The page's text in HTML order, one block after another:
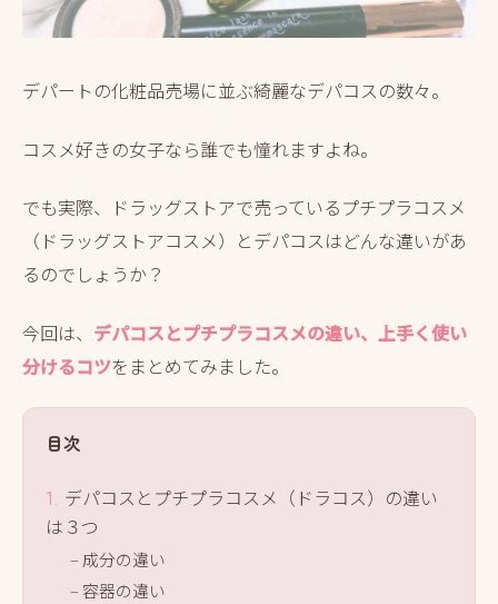
デパートの化粧品売場に並ぶ綺麗なデパコスの数々。
コスメ好きの女子なら誰でも憧れますよね。
でも実際、ドラッグストアで売っているプチプラコスメ
（ドラッグストアコスメ）とデパコスはどんな違いがあ
るのでしょうか？
今回は、 デパコスとプチプラコスメの違い、上手く使い
分けるコツをまとめてみました。
目次
デパコスとプチプラコスメ（ドラコス）の違い
は３つ
成分の違い
容器の違い